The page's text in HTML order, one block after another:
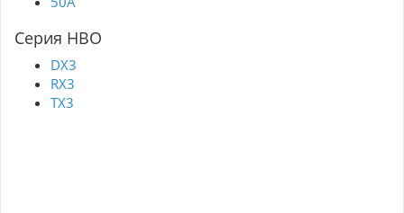
Серия НВО
DX3
RX3
TX3